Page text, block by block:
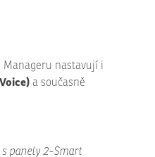
Manageru nastavují i
a současně